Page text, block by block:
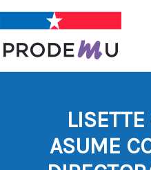
contenido
ASUME